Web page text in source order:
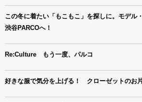
この冬に着たい「もこもこ」を探しに。モデル
渋谷PARCOへ！
Re:Culture もう一度、パルコ
好きな服で気分を上げる！ クローゼットのお